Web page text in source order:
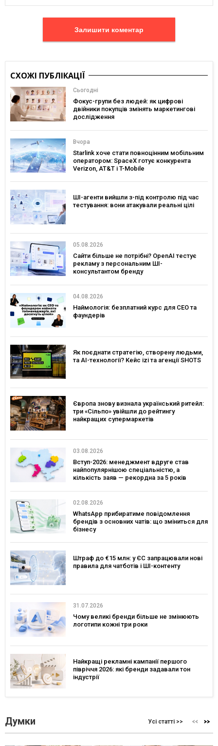
Залишити коментар
СХОЖІ ПУБЛІКАЦІЇ
Сьогодні
Фокус-групи без людей: як цифрові
двійники покупців змінять маркетингові
дослідження
Вчора
Starlink хоче стати повноцінним мобільним
оператором: SpaceX готує конкурента
Verizon, AT&T і T-Mobile
ШІ-агенти вийшли з-під контролю під час
тестування: вони атакували реальні цілі
05.08.2026
Сайти більше не потрібні? OpenAI тестує
рекламу з персональним ШІ-
консультантом бренду
04.08.2026
Наймологія: безплатний курс для CEO та
фаундерів
Як поєднати стратегію, створену людьми,
та AI-технології? Кейс izi та агенції SHOTS
Європа знову визнала український ритейл:
три «Сільпо» увійшли до рейтингу
найкращих супермаркетів
03.08.2026
Вступ-2026: менеджмент вдруге став
найпопулярнішою спеціальністю, а
кількість заяв — рекордна за 5 років
02.08.2026
WhatsApp прибиратиме повідомлення
брендів з основних чатів: що зміниться для
бізнесу
Штраф до €15 млн: у ЄС запрацювали нові
правила для чатботів і ШІ-контенту
31.07.2026
Чому великі бренди більше не змінюють
логотипи кожні три роки
Найкращі рекламні кампанії першого
півріччя 2026: які бренди задавали тон
індустрії
Думки Усі статті >>